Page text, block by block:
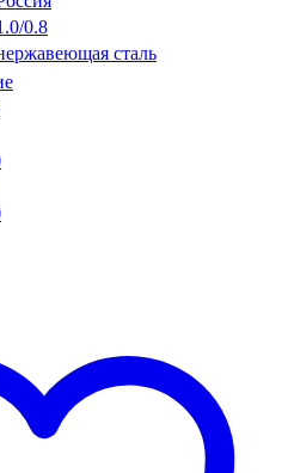
0.8
сталь